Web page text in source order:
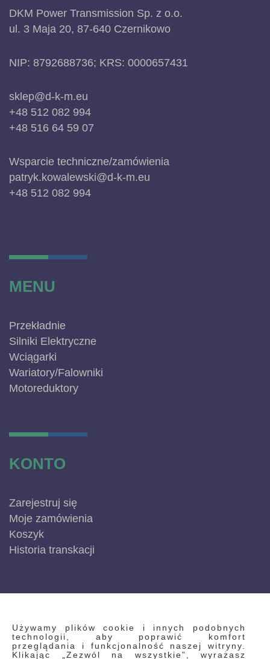
Używamy plików cookie i innych podobnych
technologii, aby poprawić komfort
przeglądania i funkcjonalność naszej witryny.
Klikając „Zezwól na wszystkie”, wyrażasz
DKM Power Transmission Sp. z o.o.
ul. 3 Maja 20, 87-640 Czernikowo
NIP: 8792688736; KRS: 0000657431
sklep@d-k-m.eu
+48 512 082 994
+48 516 64 59 07
Wsparcie techniczne/zamówienia
patryk.kowalewski@d-k-m.eu
+48 512 082 994
MENU
Przekładnie
Silniki Elektryczne
Wciągarki
Wariatory/Falowniki
Motoreduktory
KONTO
Zarejestruj się
Moje zamówienia
Koszyk
Historia transkacji
INFORMACJE